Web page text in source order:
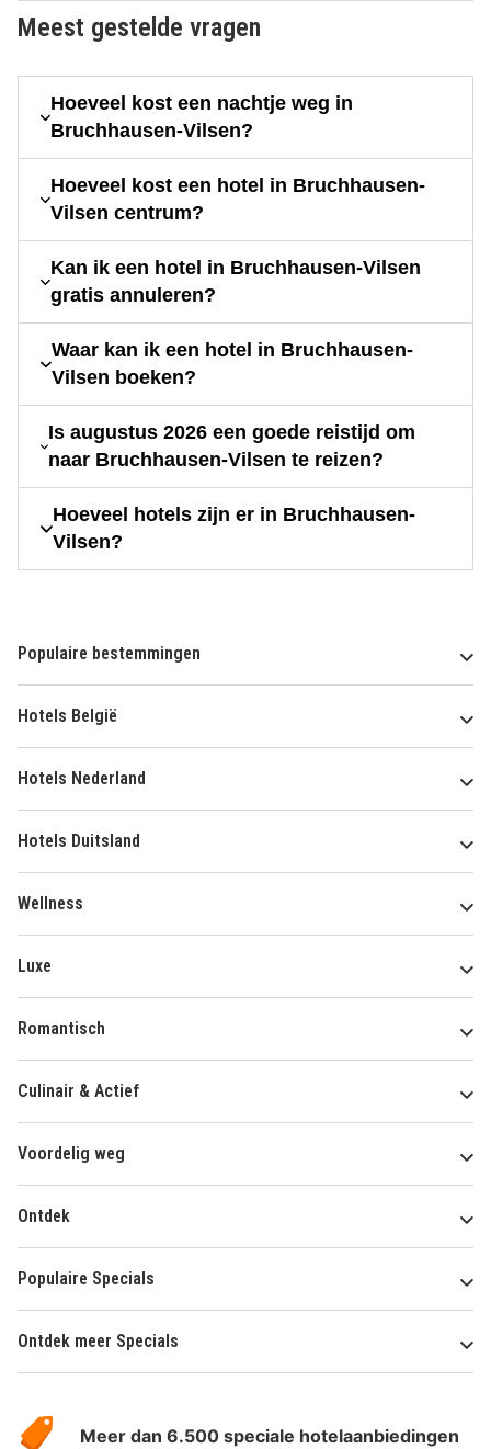
Meest gestelde vragen
Hoeveel kost een nachtje weg in
Bruchhausen-Vilsen?
Hoeveel kost een hotel in Bruchhausen-
Vilsen centrum?
Kan ik een hotel in Bruchhausen-Vilsen
gratis annuleren?
Waar kan ik een hotel in Bruchhausen-
Vilsen boeken?
Is augustus 2026 een goede reistijd om
naar Bruchhausen-Vilsen te reizen?
Hoeveel hotels zijn er in Bruchhausen-
Vilsen?
Populaire bestemmingen
Hotels België
Hotels Nederland
Hotels Duitsland
Wellness
Luxe
Romantisch
Culinair & Actief
Voordelig weg
Ontdek
Populaire Specials
Ontdek meer Specials
HotelSpecials
Meer dan 6.500 speciale hotelaanbiedingen